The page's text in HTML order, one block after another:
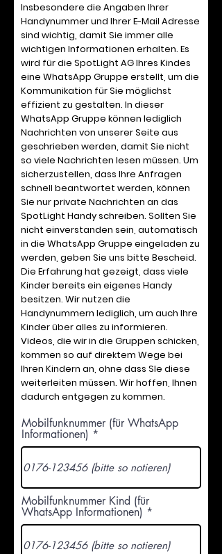
Insbesondere die Angaben Ihrer
Handynummer und Ihrer E-Mail Adresse
sind wichtig, damit Sie immer alle
wichtigen Informationen erhalten. Es
wird für die SpotLight AG Ihres Kindes
eine WhatsApp Gruppe erstellt, um die
Kommunikation für Sie möglichst
effizient zu gestalten. In dieser
WhatsApp Gruppe können lediglich
Nachrichten von unserer Seite aus
geschrieben werden, damit Sie nicht
so viele Nachrichten lesen müssen. Um
sicherzustellen, dass Ihre Anfragen
schnell beantwortet werden, können
Sie nur private Nachrichten an das
SpotLight Handy schreiben. Sollten Sie
nicht einverstanden sein, automatisch
in die WhatsApp Gruppe eingeladen zu
werden, geben Sie uns bitte Bescheid.
Die Erfahrung hat gezeigt, dass viele
Kinder bereits ein eigenes Handy
besitzen. Wir nutzen die
Handynummern lediglich, um auch Ihre
Kinder über alles zu informieren.
Videos, die wir in die Gruppen schicken,
kommen so auf direktem Wege bei
Ihren Kindern an, ohne dass SIe diese
weiterleiten müssen. Wir hoffen, Ihnen
dadurch entgegen zu kommen.
Mobilfunknummer (für WhatsApp
Informationen)
Mobilfunknummer Kind (für
WhatsApp Informationen)